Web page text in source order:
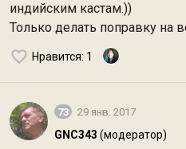
индийским кастам.))
Только делать поправку на
Нравится: 1
73 29 янв. 2017
GNC343 (модератор)